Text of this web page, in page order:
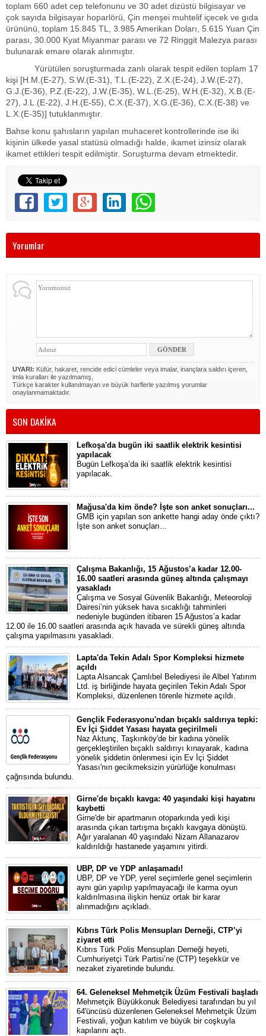
toplam 660 adet cep telefonunu ve 30 adet dizüstü bilgisayar ve
çok sayıda bilgisayar hoparlörü, Çin menşei muhtelif içecek ve gıda
ürününü, toplam 15.845 TL, 3.985 Amerikan Doları, 5.615 Yuan Çin
parası, 30.000 Kyat Miyanmar parası ve 72 Ringgit Malezya parası
bulunarak emare olarak alınmıştır.
Yürütülen soruşturmada zanlı olarak tespit edilen toplam 17
kişi [H.M.(E-27), S.W.(E-31), T.L.(E-22), Z.X.(E-24), J.W.(E-27),
G.J.(E-36), P.Z.(E-22), J.W.(E-35), W.L.(E-25), W.H.(E-32), X.B.(E-
27), J.L.(E-22), J.H.(E-55), C.X.(E-37), X.G.(E-36), C.X.(E-38) ve
L.X.(E-35)] tutuklanmıştır.
Bahse konu şahısların yapılan muhaceret kontrollerinde ise iki
kişinin ülkede yasal statüsü olmadığı halde, ikamet izinsiz olarak
ikamet ettikleri tespit edilmiştir. Soruşturma devam etmektedir.
Yorumlar
UYARI: Küfür, hakaret, rencide edici cümleler veya imalar, inançlara saldırı içeren,
imla kuralları ile yazılmamış,
Türkçe karakter kullanılmayan ve büyük harflerle yazılmış yorumlar
onaylanmamaktadır.
SON DAKİKA
Lefkoşa'da bugün iki saatlik elektrik kesintisi
yapılacak
Bugün Lefkoşa’da iki saatlik elektrik kesintisi
yapılacak.
Mağusa'da kim önde? İşte son anket sonuçları...
GMB için yapılan son ankette hangi aday önde çıktı?
İşte son anket sonuçları...
Çalışma Bakanlığı, 15 Ağustos’a kadar 12.00-
16.00 saatleri arasında güneş altında çalışmayı
yasakladı
Çalışma ve Sosyal Güvenlik Bakanlığı, Meteoroloji
Dairesi’nin yüksek hava sıcaklığı tahminleri
nedeniyle bugünden itibaren 15 Ağustos’a kadar
12.00 ile 16.00 saatleri arasında açık havada ve sürekli güneş altında
çalışma yapılmasını yasakladı.
Lapta'da Tekin Adalı Spor Kompleksi hizmete
açıldı
Lapta Alsancak Çamlıbel Belediyesi ile Albel Yatırım
Ltd. iş birliğinde hayata geçirilen Tekin Adalı Spor
Kompleksi, düzenlenen törenle hizmete açıldı.
Gençlik Federasyonu'ndan bıçaklı saldırıya tepki:
Ev İçi Şiddet Yasası hayata geçirilmeli
Naz Aktunç, Taşkınköy'de bir kadına yönelik
gerçekleştirilen bıçaklı saldırıyı kınayarak, kadına
yönelik şiddetin önlenmesi için Ev İçi Şiddet
Yasası'nın gecikmeksizin yürürlüğe konulması
çağrısında bulundu.
Girne'de bıçaklı kavga: 40 yaşındaki kişi hayatını
kaybetti
Girne'de bir apartmanın otoparkında yedi kişi
arasında çıkan tartışma bıçaklı kavgaya dönüştü.
Ağır yaralanan 40 yaşındaki Nizam Allanazarov
kaldırıldığı hastanede yaşamını yitirdi.
UBP, DP ve YDP anlaşamadı!
UBP, DP ve YDP, yerel seçimlerle genel seçimlerin
aynı gün yapılıp yapılmayacağı ile karma oyun
kaldırılmasına ilişkin henüz ortak bir karar
alınmadığını açıkladı.
Kıbrıs Türk Polis Mensupları Derneği, CTP’yi
ziyaret etti
Kıbrıs Türk Polis Mensupları Derneği heyeti,
Cumhuriyetçi Türk Partisi’ne (CTP) teşekkür ve
nezaket ziyaretinde bulundu.
64. Geleneksel Mehmetçik Üzüm Festivali başladı
Mehmetçik Büyükkonuk Belediyesi tarafından bu yıl
64'üncüsü düzenlenen Geleneksel Mehmetçik Üzüm
Festivali, yoğun katılım ve büyük bir coşkuyla
kapılarını açtı.